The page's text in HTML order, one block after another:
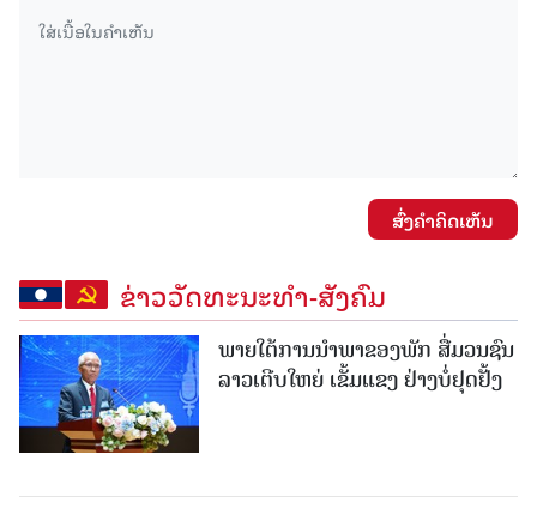
ສົ່ງຄໍາຄິດເຫັນ
ຂ່າວວັດທະນະທຳ-ສັງຄົມ
ພາຍໃຕ້ການນໍາພາຂອງພັກ ສື່ມວນຊົນ
ລາວເຕີບໃຫຍ່ ເຂັ້ມແຂງ ຢ່າງບໍ່ຢຸດຢັ້ງ